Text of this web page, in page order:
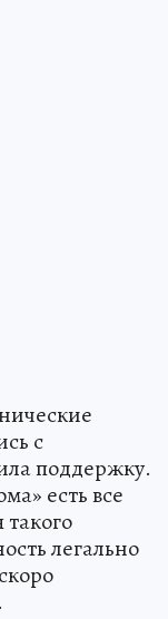
с
поддержку.
есть все
легально